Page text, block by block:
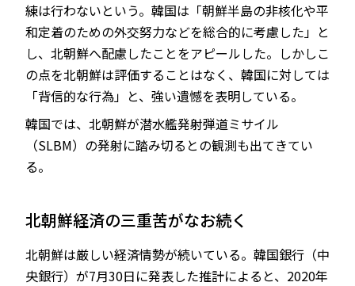
練は行わないという。韓国は「朝鮮半島の非核化や平
和定着のための外交努力などを総合的に考慮した」と
し、北朝鮮へ配慮したことをアピールした。しかしこ
の点を北朝鮮は評価することはなく、韓国に対しては
「背信的な行為」と、強い遺憾を表明している。
韓国では、北朝鮮が潜水艦発射弾道ミサイル
（SLBM）の発射に踏み切るとの観測も出てきてい
る。
北朝鮮経済の三重苦がなお続く
北朝鮮は厳しい経済情勢が続いている。韓国銀行（中
央銀行）が7月30日に発表した推計によると、2020年